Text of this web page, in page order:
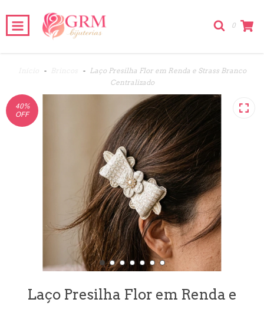
0
- -
Laço Presilha Flor em Renda e Strass Branco
Centralizado
40%
OFF
Laço Presilha Flor em Renda e